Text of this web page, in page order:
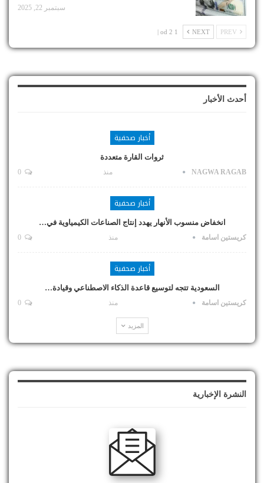
سبتمبر 22, 2025
NEXT
1 od 2 |
أحدث الأخبار
أخبار صحفية
ثروات القارة متعددة
NAGWA RAGAB منذ
أخبار صحفية
انخفاض منسوب الأنهار يهدد إنتاج الصناعات الكيمياوية في…
كريستين اسامة منذ
أخبار صحفية
السعودية تتجه لتوسيع قاعدة الذكاء الاصطناعي وقيادة…
كريستين اسامة منذ
المزيد
النشرة الإخبارية